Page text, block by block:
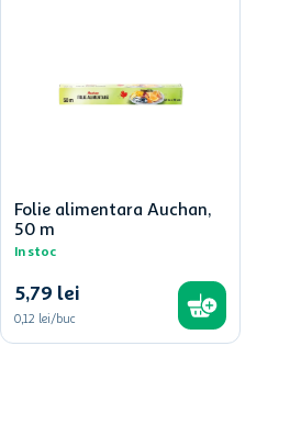
Folie alimentara Auchan,
50 m
In stoc
5,79 lei
0,12 lei/buc